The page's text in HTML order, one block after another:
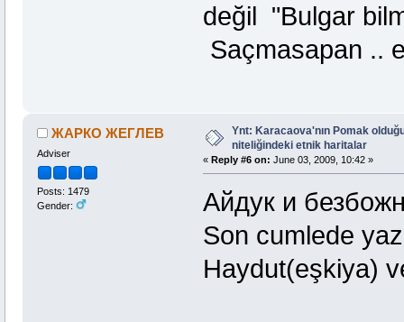
değil "Bulgar
Saçmasapan ..
ЖАРКО ЖЕГЛЕВ
Adviser
Posts: 1479
Gender:
Ynt: Karacaova'nın Pomak
niteliğindeki etnik haritalar
« Reply #6 on: June 03, 2009, 10:42 »
Айдук и
Son cumlede
Haydut(eşkiya)